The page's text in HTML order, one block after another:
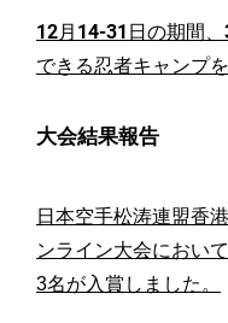
​12月14-31日の期間
できる忍者キャンプ
大会結果報告
日本空手松涛連盟香
ンライン大会におい
3名が入賞しました。